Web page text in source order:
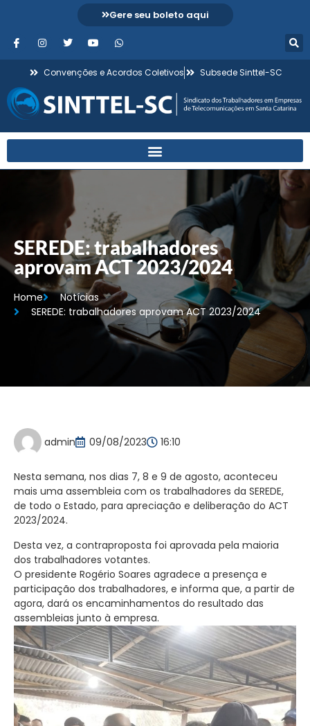
Gere seu boleto aqui
Convenções e Acordos Coletivos Subsede Sinttel-SC
SEREDE: trabalhadores
aprovam ACT 2023/2024
Home
Notícias
SEREDE: trabalhadores aprovam ACT 2023/2024
admin 09/08/2023 16:10
Nesta semana, nos dias 7, 8 e 9 de agosto, aconteceu
mais uma assembleia com os trabalhadores da SEREDE,
de todo o Estado, para apreciação e deliberação do ACT
2023/2024.
Desta vez, a contraproposta foi aprovada pela maioria
dos trabalhadores votantes.
O presidente Rogério Soares agradece a presença e
participação dos trabalhadores, e informa que, a partir de
agora, dará os encaminhamentos do resultado das
assembleias junto à empresa.